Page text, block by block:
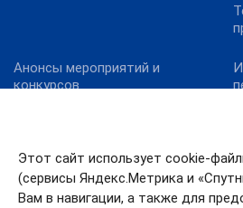
Этот сайт использует cookie-
(сервисы Яндекс.Метрика и
Вам в навигации, а также для
Анонсы мероприятий и
конкурсов
энергосбережения и
повышения
энергоэффективности.